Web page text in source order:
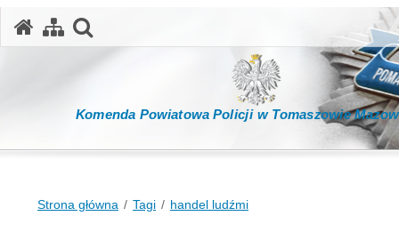
Komenda Powiatowa Policji w Tomaszowie
Strona główna Tagi handel ludźmi